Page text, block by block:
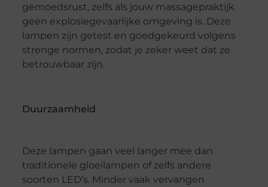
gemoedsrust, zelfs als jouw massagepraktijk
geen explosiegevaarlijke omgeving is. Deze
lampen zijn getest en goedgekeurd volgens
strenge normen, zodat je zeker weet dat ze
betrouwbaar zijn.
Duurzaamheid
Deze lampen gaan veel langer mee dan
traditionele gloeilampen of zelfs andere
soorten LED’s. Minder vaak vervangen